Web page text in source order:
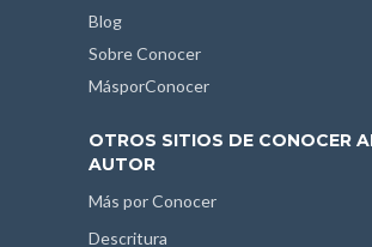
Blog
Sobre Conocer
MásporConocer
OTROS SITIOS DE CONOCER
AUTOR
Más por Conocer
Descritura